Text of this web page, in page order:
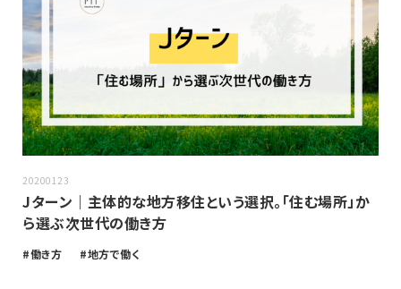
20200123
Jターン｜主体的な地方移住という選択。「住む場所」か
ら選ぶ次世代の働き方
働き方 地方で働く